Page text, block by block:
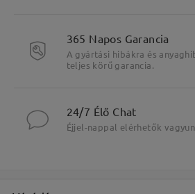
365 Napos Garancia
A gyártási hibákra és
teljes körű garancia.
24/7 Élő Chat
Éjjel-nappal elérhetők